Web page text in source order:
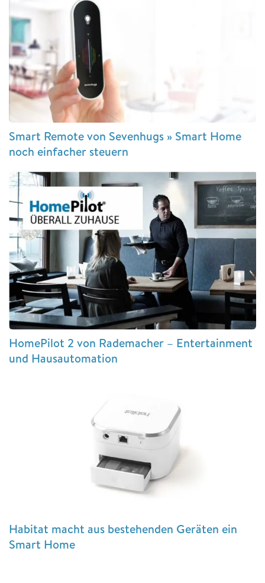
Smart Remote von Sevenhugs » Smart Home
noch einfacher steuern
HomePilot 2 von Rademacher – Entertainment
und Hausautomation
Habitat macht aus bestehenden Geräten ein
Smart Home